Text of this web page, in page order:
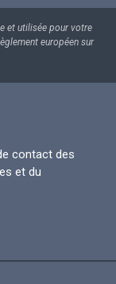
et utilisée pour votre
européen sur
contact des
et du